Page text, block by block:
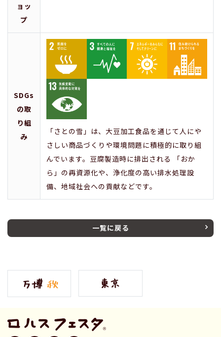
ョッ
プ
SDGs
の取
り組
み
「さとの雪」は、大豆加工食品を通じて人にや
さしい商品づくりや環境問題に積極的に取り組
んでいます。豆腐製造時に排出される 「おか
ら」の再資源化や、浄化度の高い排水処理設
備、地域社会への貢献などです。
一覧に戻る